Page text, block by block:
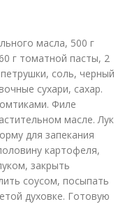
масла, 500 г
г томатной пасты, 2
соль, черный
сухари, сахар.
Филе
масле. Лук
для запекания
картофеля,
закрыть
соусом, посыпать
духовке. Готовую